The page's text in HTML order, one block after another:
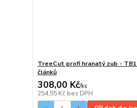
TreeCut profi hranatý zub -
článků
308,00 Kč/ks
254,55 Kč bez DPH